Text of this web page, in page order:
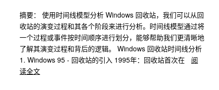
摘要： 使用时间线模型分析 Windows 回收站，我们可以从回
收站的演变过程和其各个阶段来进行分析。时间线模型通过将
一个过程或事件按时间顺序进行划分，能够帮助我们更清晰地
了解其演变过程和背后的逻辑。 Windows 回收站时间线分析
1. Windows 95 - 回收站的引入 1995年：回收站首次在
阅
读全文